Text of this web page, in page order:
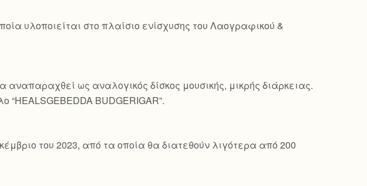
υλοποιείται στο πλαίσιο ενίσχυσης του Λαογραφικού &
ως αναλογικός δίσκος μουσικής, μικρής διάρκειας.
“HEALSGEBEDDA BUDGERIGAR”.
του 2023, από τα οποία θα διατεθούν λιγότερα από 200